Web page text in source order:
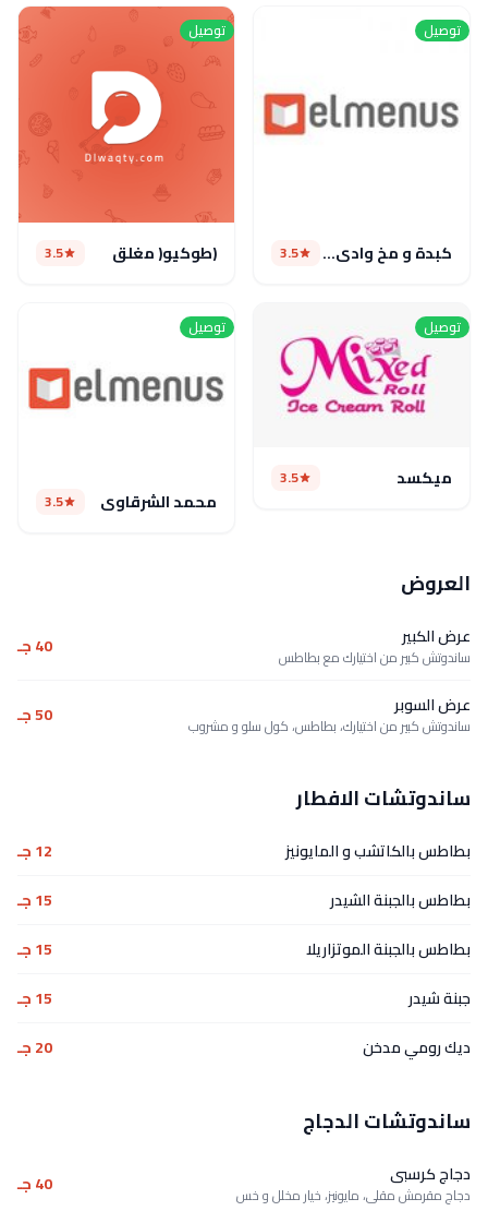
توصيل
كبدة و مخ وادى النيل 3.5
توصيل
(طوكيو( مغلق 3.5
توصيل
ميكسد 3.5
توصيل
محمد الشرقاوى 3.5
العروض
عرض الكبير
ساندوتش كبير من اختيارك مع بطاطس 40 جـ
عرض السوبر
ساندوتش كبير من اختيارك، بطاطس، كول سلو و مشروب 50 جـ
ساندوتشات الافطار
بطاطس بالكاتشب و المايونيز
12 جـ
بطاطس بالجبنة الشيدر
15 جـ
بطاطس بالجبنة الموتزاريلا
15 جـ
جبنة شيدر
15 جـ
ديك رومي مدخن
20 جـ
ساندوتشات الدجاج
دجاج كرسبى
دجاج مقرمش مقلى، مايونيز، خيار مخلل و خس 40 جـ